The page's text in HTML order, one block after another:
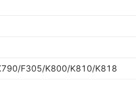
F305/K800/K810/K818